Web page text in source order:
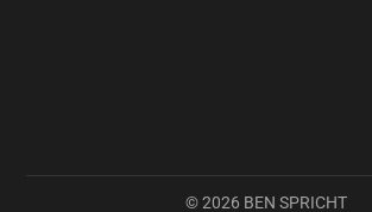
© 2026 BEN SPRICHT